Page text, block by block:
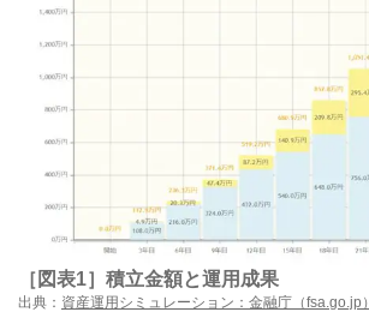
［図表1］積立金額と運用成果
出典： 資産運用シミュレーション：金融庁（fsa.go.jp）